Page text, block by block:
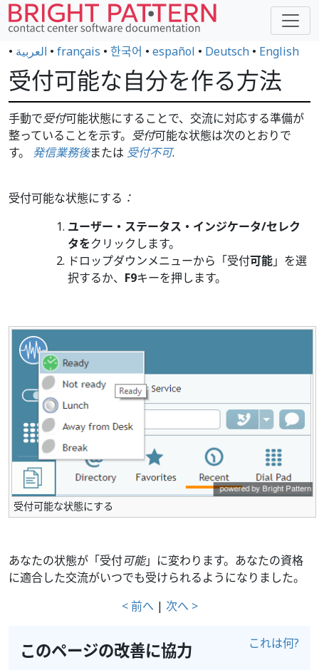
• العربية • français • 한국어 • español • Deutsch • English
受付可能な自分を作る方法
手動で受付可能状態にすることで、交流に対応する準備が
整っていることを示す。 受付可能な状態は次のとおりで
す。 発信業務後または 受付不可.
受付可能な状態にする ：
ユーザー・ステータス・インジケータ/セレク
タをクリックします。
ドロップダウンメニューから「受付可能」を選
択するか、 F9キーを押します。
受付可能な状態にする
あなたの状態が「受付可能」に変わります。あなたの資格
に適合した交流がいつでも受けられるようになりました。
< 前へ | 次へ >
このページの改善に協力 これは何?